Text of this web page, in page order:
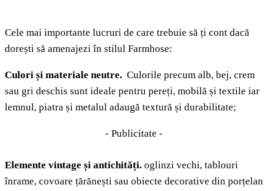
Cele mai importante lucruri de care trebuie să ți cont dacă
dorești să amenajezi în stilul Farmhose:
Culori și materiale neutre. Culorile precum alb, bej, crem
sau gri deschis sunt ideale pentru pereți, mobilă și textile iar
lemnul, piatra și metalul adaugă textură și durabilitate;
- Publicitate -
Elemente vintage și antichități. oglinzi vechi, tablouri
înrame, covoare țărănești sau obiecte decorative din porțelan